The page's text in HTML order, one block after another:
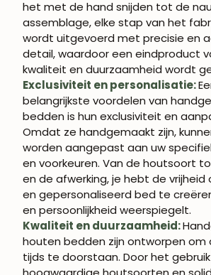
het met de hand snijden tot de
assemblage, elke stap van het
wordt uitgevoerd met precisie en
detail, waardoor een eindproduct
kwaliteit en duurzaamheid wordt
Exclusiviteit en personalisatie:
belangrijkste voordelen van
bedden is hun exclusiviteit en
Omdat ze handgemaakt zijn,
worden aangepast aan uw
en voorkeuren. Van de houtsoort
en de afwerking, je hebt de vrijheid
en gepersonaliseerd bed te
en persoonlijkheid weerspiegelt.
Kwaliteit en duurzaamheid:
houten bedden zijn ontworpen om
tijds te doorstaan. Door het